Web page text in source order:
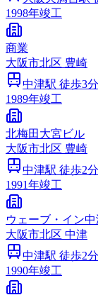
1998年竣工
商業
大阪市北区 豊崎
中津駅 徒歩3分
1989年竣工
北梅田大宮ビル
大阪市北区 豊崎
中津駅 徒歩2分
1991年竣工
ウェーブ・イン
大阪市北区 中津
中津駅 徒歩2分
1990年竣工